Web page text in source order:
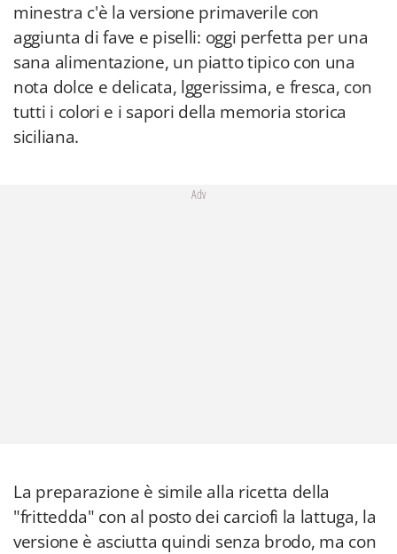
minestra c'è la versione primaverile con
aggiunta di fave e piselli: oggi perfetta per una
sana alimentazione, un piatto tipico con una
nota dolce e delicata, lggerissima, e fresca, con
tutti i colori e i sapori della memoria storica
siciliana.
Adv
La preparazione è simile alla ricetta della
"frittedda" con al posto dei carciofi la lattuga, la
versione è asciutta quindi senza brodo, ma con